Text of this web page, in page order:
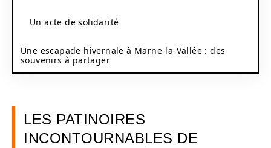
Un acte de solidarité
Une escapade hivernale à Marne-la-Vallée : des
souvenirs à partager
LES PATINOIRES
INCONTOURNABLES DE